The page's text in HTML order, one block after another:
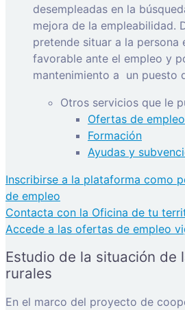
desempleadas en la
mejora de la empleabilidad.
pretende situar a la persona
favorable ante el empleo y
mantenimiento a un puesto
Otros servicios que le
Ofertas de empleo
Formación
Ayudas y
Inscribirse a la plataforma como
de empleo
Contacta con la Oficina de tu
Accede a las ofertas de empleo
Estudio de la situación de
rurales
En el marco del proyecto de